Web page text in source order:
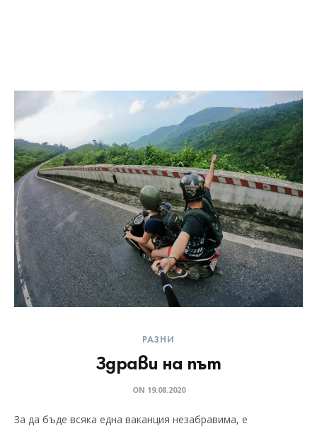
РАЗНИ
Здрави на път
ON 19.08.2020
За да бъде всяка една ваканция незабравима, е